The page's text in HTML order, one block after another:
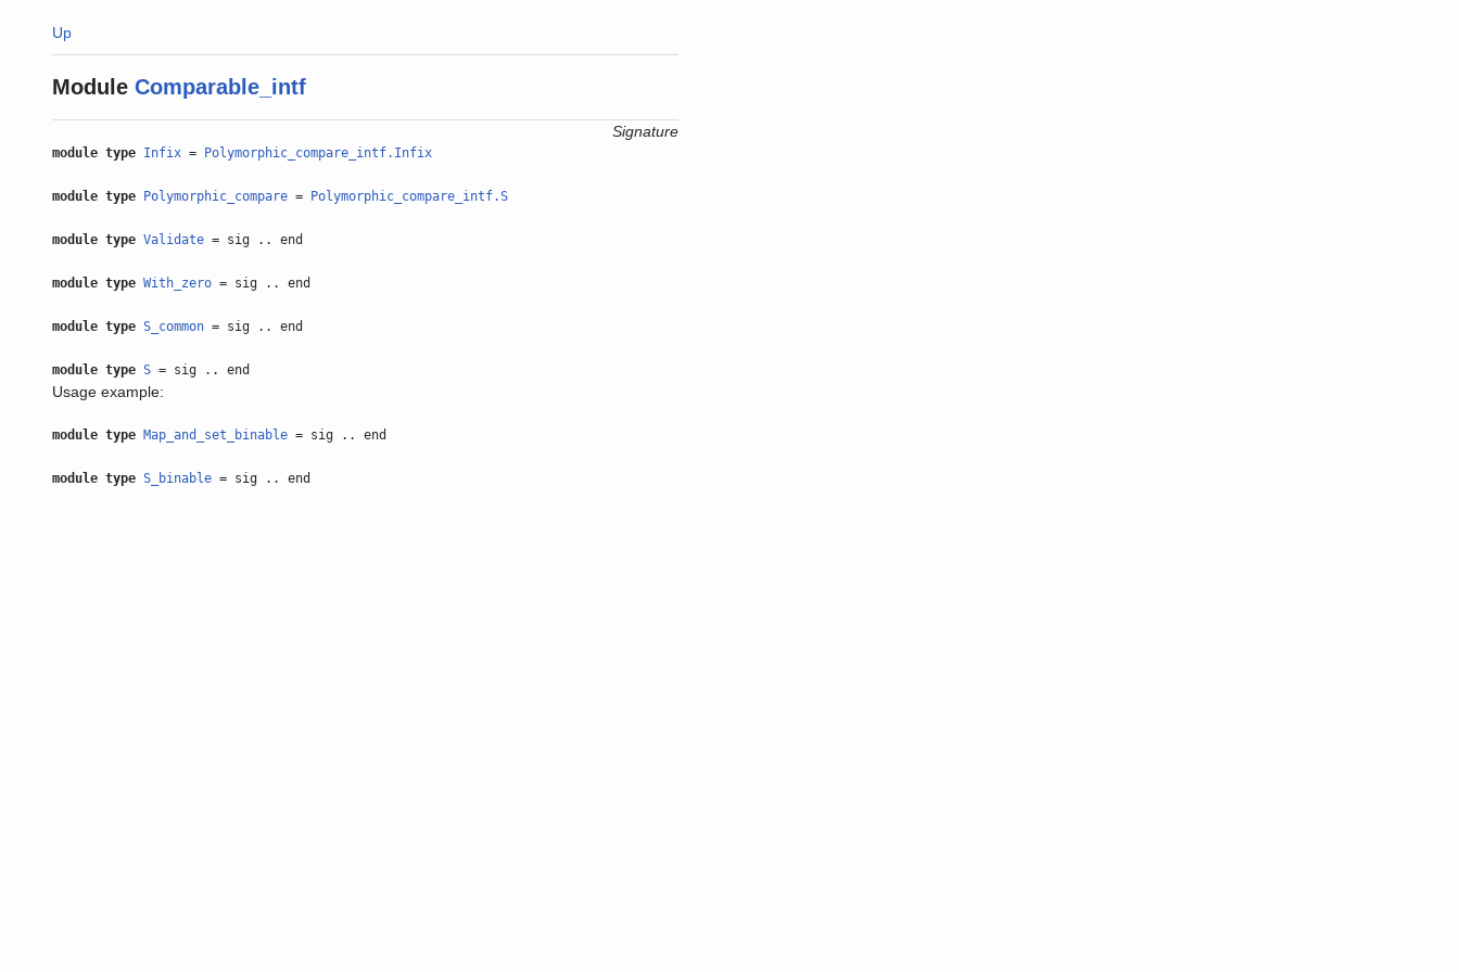
Up
Module Comparable_intf
Signature
module type Infix = Polymorphic_compare_intf.Infix
module type Polymorphic_compare = Polymorphic_compare_intf.S
module type Validate = sig .. end
module type With_zero = sig .. end
module type S_common = sig .. end
module type S = sig .. end
Usage example:
module type Map_and_set_binable = sig .. end
module type S_binable = sig .. end